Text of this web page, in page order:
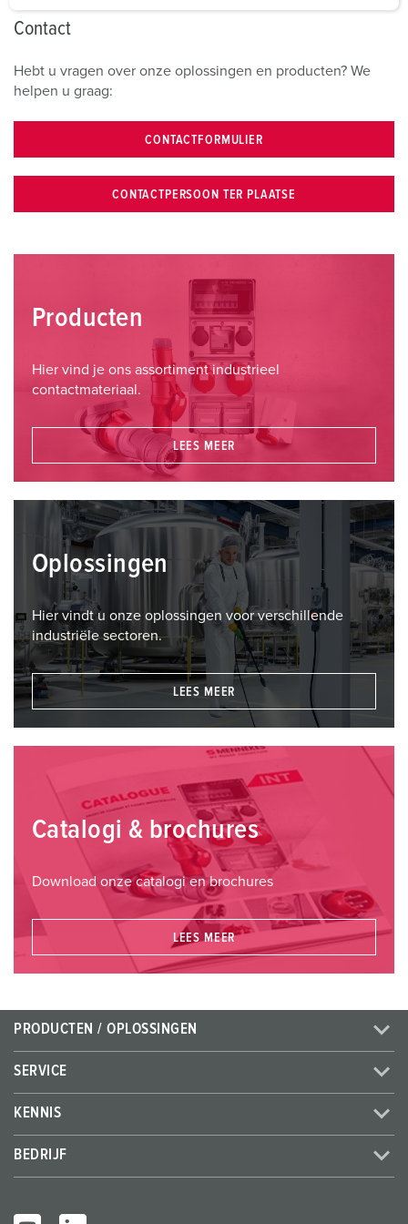
h
Contact
Hebt u vragen over onze oplossingen en producten? We
helpen u graag:
CONTACTFORMULIER
CONTACTPERSOON TER PLAATSE
Producten
Hier vind je ons assortiment industrieel
contactmateriaal.
LEES MEER
Oplossingen
Hier vindt u onze oplossingen voor verschillende
industriële sectoren.
LEES MEER
Catalogi & brochures
Download onze catalogi en brochures
LEES MEER
PRODUCTEN / OPLOSSINGEN
SERVICE
KENNIS
BEDRIJF